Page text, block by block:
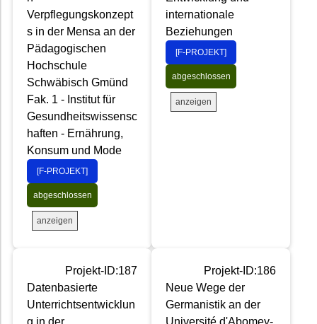
Verpflegungskonzept
s in der Mensa an der
Pädagogischen
Hochschule
Schwäbisch Gmünd
Fak. 1 - Institut für
Gesundheitswissensc
haften - Ernährung,
Konsum und Mode
[F-PROJEKT]
abgeschlossen
anzeigen
internationale
Beziehungen
[F-PROJEKT]
abgeschlossen
anzeigen
Projekt-ID:187
Datenbasierte
Unterrichtsentwicklun
g in der
Projekt-ID:186
Neue Wege der
Germanistik an der
Université d'Abomey-